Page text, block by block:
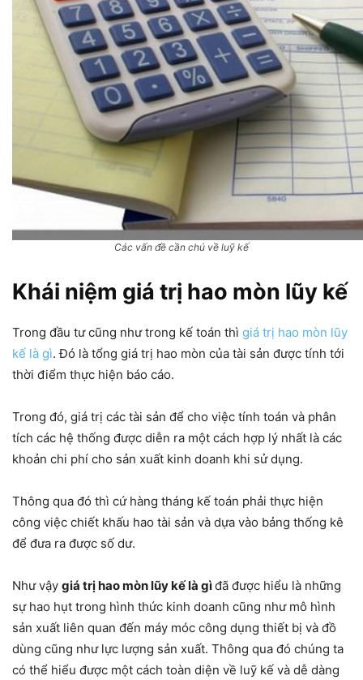
Các vấn đề cần chú về luỹ kế
Khái niệm giá trị hao mòn lũy kế
Trong đầu tư cũng như trong kế toán thì giá trị hao mòn lũy
kế là gì. Đó là tổng giá trị hao mòn của tài sản được tính tới
thời điểm thực hiện báo cáo.
Trong đó, giá trị các tài sản để cho việc tính toán và phân
tích các hệ thống được diễn ra một cách hợp lý nhất là các
khoản chi phí cho sản xuất kinh doanh khi sử dụng.
Thông qua đó thì cứ hàng tháng kế toán phải thực hiện
công việc chiết khấu hao tài sản và dựa vào bảng thống kê
để đưa ra được số dư.
Như vậy giá trị hao mòn lũy kế là gìđã được hiểu là những
sự hao hụt trong hình thức kinh doanh cũng như mô hình
sản xuất liên quan đến máy móc công dụng thiết bị và đồ
dùng cũng như lực lượng sản xuất. Thông qua đó chúng ta
có thể hiểu được một cách toàn diện về luỹ kế và dễ dàng